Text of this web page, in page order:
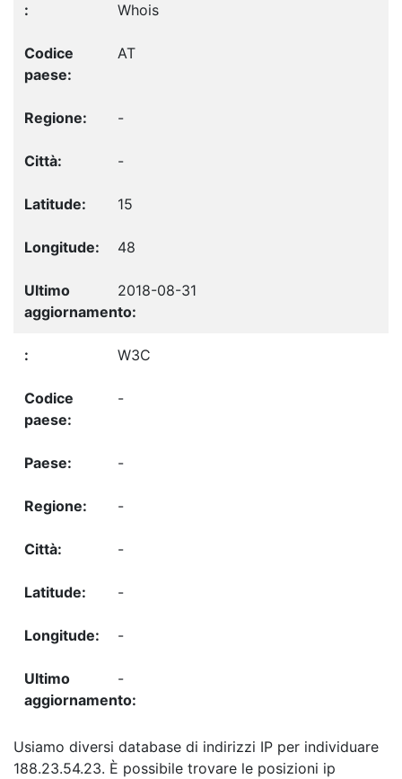
Whois
AT
-
-
15
48
2018-08-31
W3C
-
-
-
-
-
-
-
Usiamo diversi database di indirizzi IP per individuare
188.23.54.23. È possibile trovare le posizioni ip